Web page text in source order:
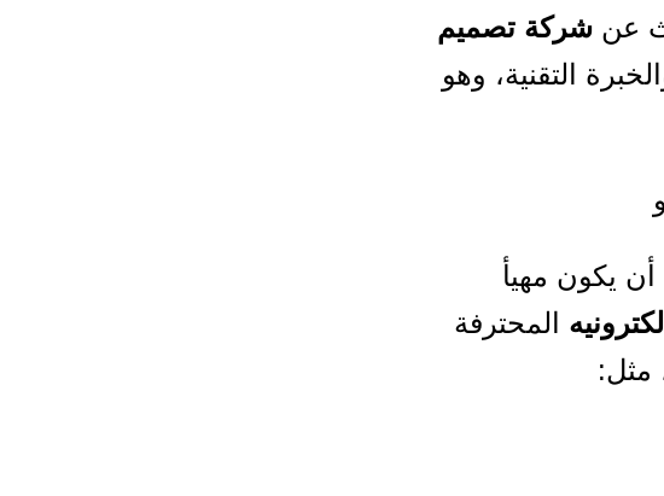
عن شركة تصميم
التقنية، وهو
يكون مهيأ
المحترفة